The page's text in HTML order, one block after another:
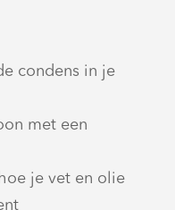
condens in je
met een
je vet en olie